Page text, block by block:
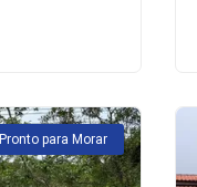
Pronto para Morar